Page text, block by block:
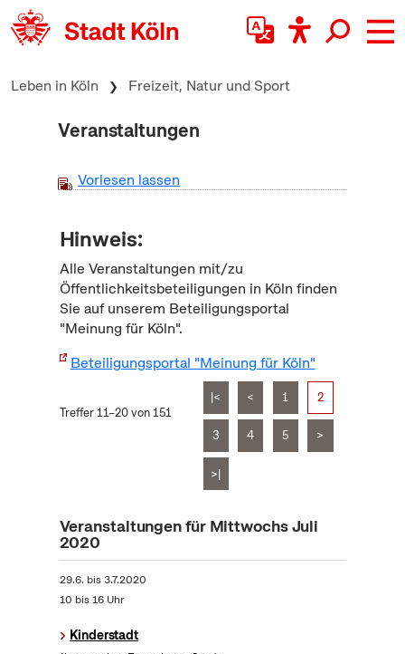
zum Inhalt springen
Leben in Köln Freizeit, Natur und Sport
Veranstaltungen
Vorlesen lassen
Hinweis:
Alle Veranstaltungen mit/zu
Öffentlichkeitsbeteiligungen in Köln finden
Sie auf unserem Beteiligungsportal
"Meinung für Köln".
Beteiligungsportal "Meinung für Köln"
Treffer 11–20 von 151
|< < 1 2
3 4 5 >
>|
Veranstaltungen für Mittwochs Juli
2020
29.6. bis3.7.2020
10 bis 16 Uhr
Kinderstadt